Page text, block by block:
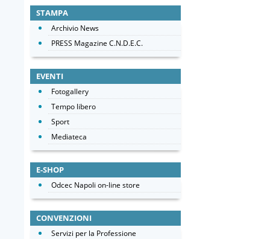
STAMPA
Archivio News
PRESS Magazine C.N.D.E.C.
EVENTI
Fotogallery
Tempo libero
Sport
Mediateca
E-SHOP
Odcec Napoli on-line store
CONVENZIONI
Servizi per la Professione